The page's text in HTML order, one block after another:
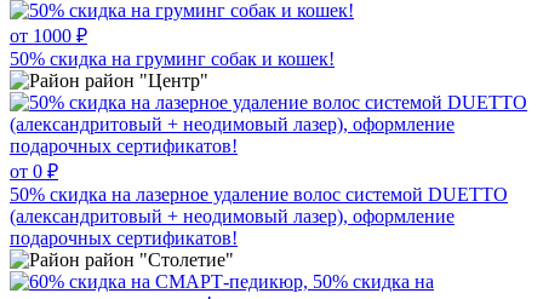
от 1000 ₽
50% скидка на груминг собак и кошек!
район "Центр"
от 0 ₽
50% скидка на лазерное удаление волос системой DUETTO
(александритовый + неодимовый лазер), оформление
подарочных сертификатов!
район "Столетие"